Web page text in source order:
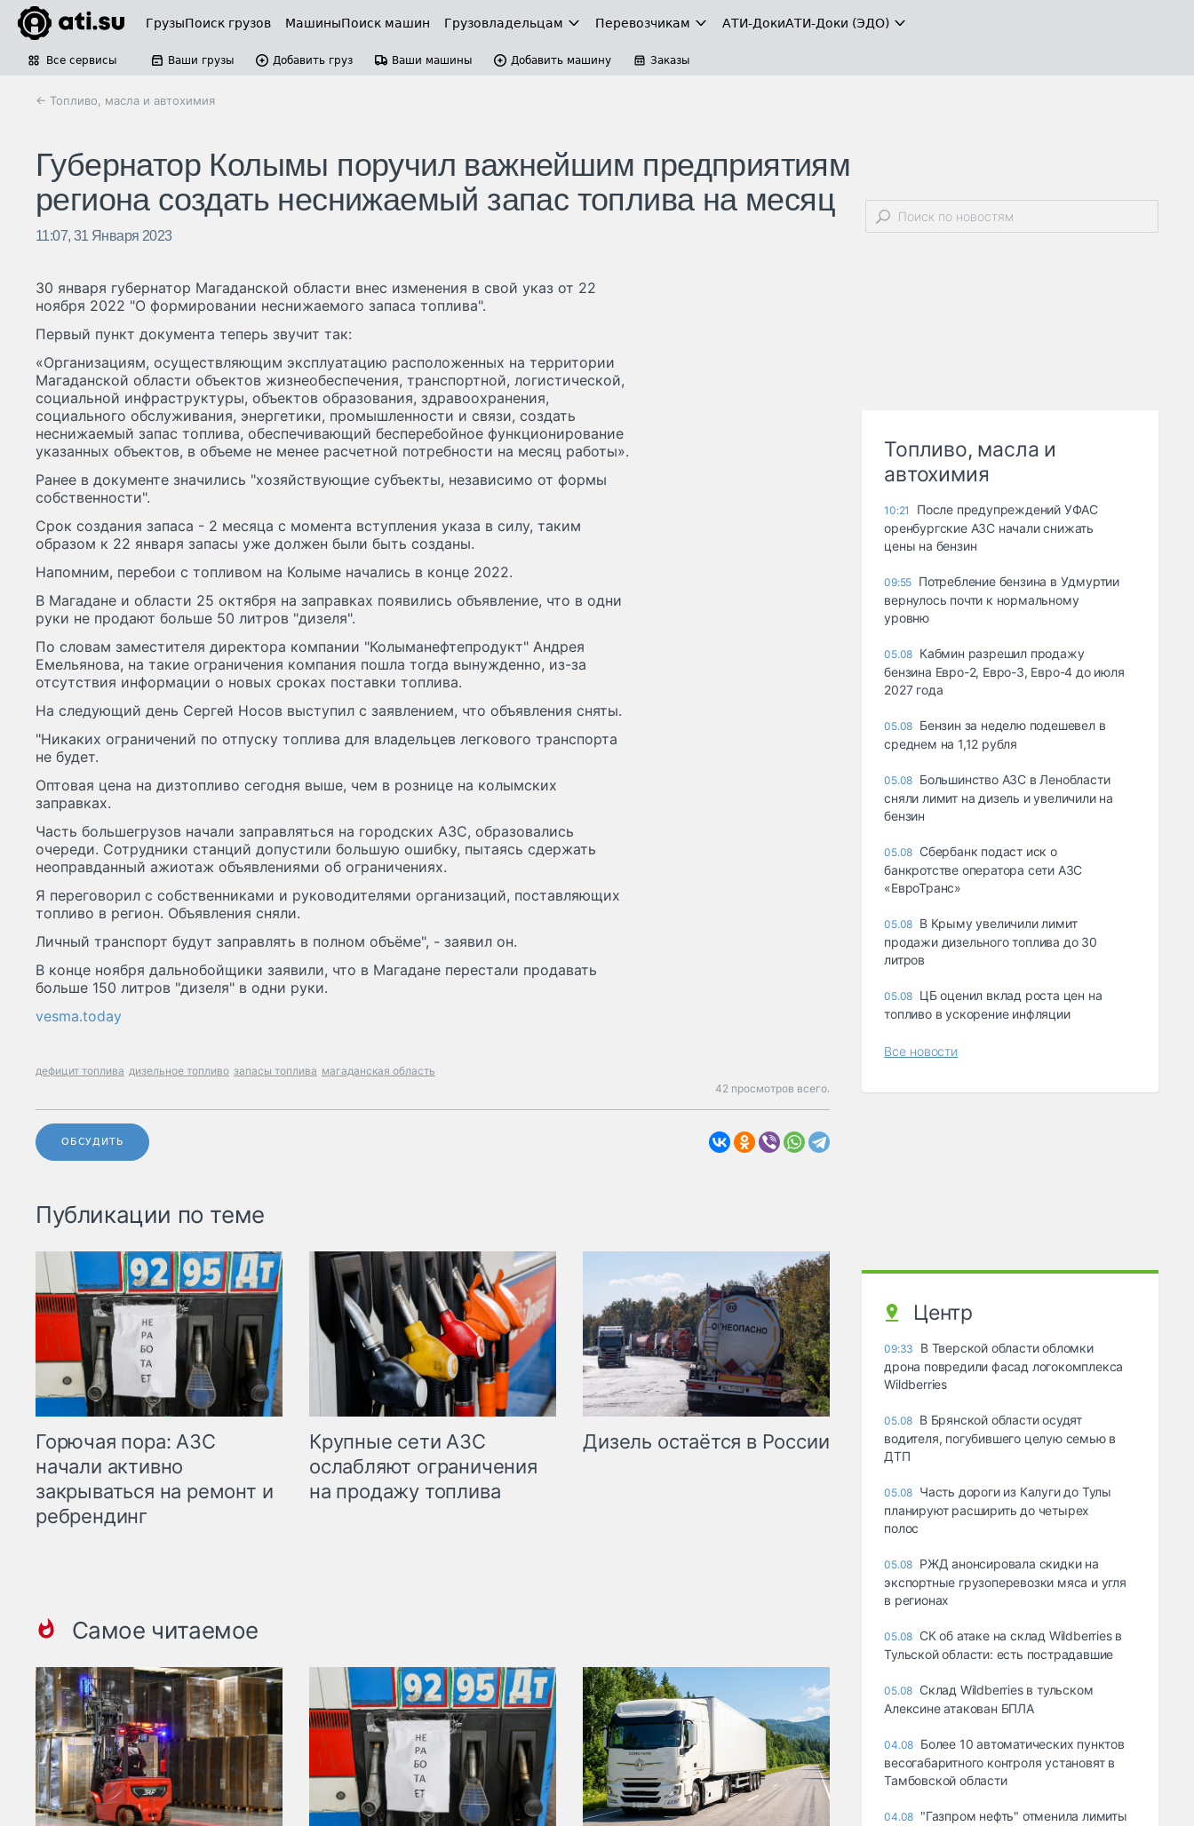
ГрузыПоиск грузов МашиныПоиск машин Грузовладельцам Перевозчикам АТИ-ДокиАТИ-Доки (ЭДО)
Все сервисы Ваши грузы Добавить груз Ваши машины Добавить машину Заказы
← Топливо, масла и автохимия
Губернатор Колымы поручил важнейшим предприятиям
региона создать неснижаемый запас топлива на месяц
11:07, 31 Января 2023
30 января губернатор Магаданской области внес изменения в свой указ от 22
ноября 2022 "О формировании неснижаемого запаса топлива".
Первый пункт документа теперь звучит так:
«Организациям, осуществляющим эксплуатацию расположенных на территории
Магаданской области объектов жизнеобеспечения, транспортной, логистической,
социальной инфраструктуры, объектов образования, здравоохранения,
социального обслуживания, энергетики, промышленности и связи, создать
неснижаемый запас топлива, обеспечивающий бесперебойное функционирование
указанных объектов, в объеме не менее расчетной потребности на месяц работы».
Ранее в документе значились "хозяйствующие субъекты, независимо от формы
собственности".
Срок создания запаса - 2 месяца с момента вступления указа в силу, таким
образом к 22 января запасы уже должен были быть созданы.
Напомним, перебои с топливом на Колыме начались в конце 2022.
В Магадане и области 25 октября на заправках появились объявление, что в одни
руки не продают больше 50 литров "дизеля".
По словам заместителя директора компании "Колыманефтепродукт" Андрея
Емельянова, на такие ограничения компания пошла тогда вынужденно, из-за
отсутствия информации о новых сроках поставки топлива.
На следующий день Сергей Носов выступил с заявлением, что объявления сняты.
"Никаких ограничений по отпуску топлива для владельцев легкового транспорта
не будет.
Оптовая цена на дизтопливо сегодня выше, чем в рознице на колымских
заправках.
Часть большегрузов начали заправляться на городских АЗС, образовались
очереди. Сотрудники станций допустили большую ошибку, пытаясь сдержать
неоправданный ажиотаж объявлениями об ограничениях.
Я переговорил с собственниками и руководителями организаций, поставляющих
топливо в регион. Объявления сняли.
Личный транспорт будут заправлять в полном объёме", - заявил он.
В конце ноября дальнобойщики заявили, что в Магадане перестали продавать
больше 150 литров "дизеля" в одни руки.
vesma.today
дефицит топлива дизельное топливо запасы топлива магаданская область
42 просмотров всего.
ОБСУДИТЬ
Публикации по теме
Горючая пора: АЗС
начали активно
закрываться на ремонт и
ребрендинг
Крупные сети АЗС
ослабляют ограничения
на продажу топлива
Дизель остаётся в России
Самое читаемое
Топливо, масла и
автохимия
10:21
После предупреждений УФАС
оренбургские АЗС начали снижать
цены на бензин
09:55 Потребление бензина в Удмуртии
вернулось почти к нормальному
уровню
05.08 Кабмин разрешил продажу
бензина Евро-2, Евро-3, Евро-4 до июля
2027 года
05.08 Бензин за неделю подешевел в
среднем на 1,12 рубля
05.08 Большинство АЗС в Ленобласти
сняли лимит на дизель и увеличили на
бензин
05.08 Сбербанк подаст иск о
банкротстве оператора сети АЗС
«ЕвроТранс»
05.08 В Крыму увеличили лимит
продажи дизельного топлива до 30
литров
05.08 ЦБ оценил вклад роста цен на
топливо в ускорение инфляции
Все новости
Центр
09:33
В Тверской области обломки
дрона повредили фасад логокомплекса
Wildberries
05.08 В Брянской области осудят
водителя, погубившего целую семью в
ДТП
05.08 Часть дороги из Калуги до Тулы
планируют расширить до четырех
полос
05.08 РЖД анонсировала скидки на
экспортные грузоперевозки мяса и угля
в регионах
05.08 СК об атаке на склад Wildberries в
Тульской области: есть пострадавшие
05.08 Склад Wildberries в тульском
Алексине атакован БПЛА
04.08 Более 10 автоматических пунктов
весогабаритного контроля установят в
Тамбовской области
04.08 "Газпром нефть" отменила лимиты